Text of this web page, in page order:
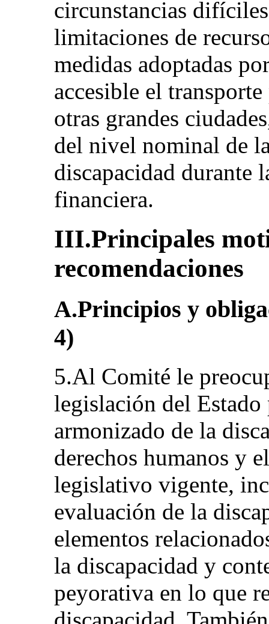
circunstancias
limitaciones de
medidas adoptadas
accesible el
otras grandes
del nivel nominal de
discapacidad durante
financiera.
III.Principales
recomendaciones
A.Principios y
4)
5.Al Comité le
legislación del Estado
armonizado de la
derechos humanos y
legislativo vigente,
evaluación de la
elementos
la discapacidad y
peyorativa en lo que